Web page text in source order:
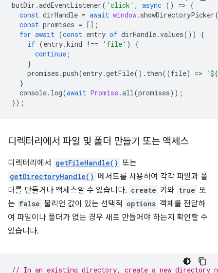
butDir .addEventListener( 'click' , async () => {
const dirHandle = await window. showDirectoryPicker
const promises = [];
for await (const entry of dirHandle.values())
{
if (entry.kind !== 'file' )
{
continue ;
}
promises .push(entry.getFile(). then((file) => `${
}
console. log(await Promise.all(promises));
});
디렉터리에서 파일 및 폴더 만들기 또는 액세스
디렉터리에서 getFileHandle() 또는
getDirectoryHandle() 메서드를 사용하여 각각 파일과 폴
더를 만들거나 액세스할 수 있습니다. create 키와 true 또
는 false 불리언 값이 있는 선택적 options 객체를 전달하
여 파일이나 폴더가 없는 경우 새로 만들어야 하는지 확인할 수
있습니다.
// In an existing directory, create a new directory